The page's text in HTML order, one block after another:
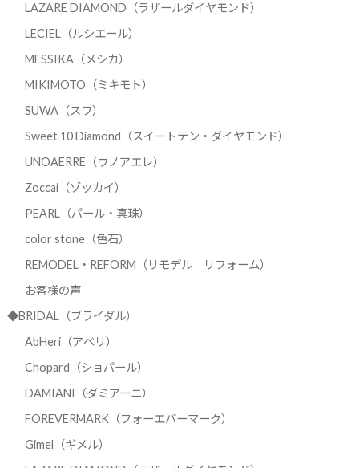
LAZARE DIAMOND（ラザールダイヤモンド）
LECIEL（ルシエール）
MESSIKA（メシカ）
MIKIMOTO（ミキモト）
SUWA（スワ）
Sweet 10 Diamond（スイートテン・ダイヤモンド）
UNOAERRE（ウノアエレ）
Zoccai（ゾッカイ）
PEARL（パール・真珠）
color stone（色石）
REMODEL・REFORM（リモデル リフォーム）
お客様の声
◆BRIDAL（ブライダル）
AbHeri（アベリ）
Chopard（ショパール）
DAMIANI（ダミアーニ）
FOREVERMARK（フォーエバーマーク）
Gimel（ギメル）